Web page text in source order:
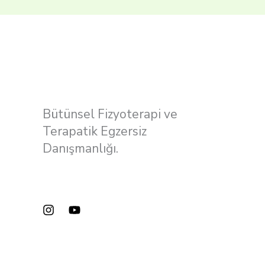
Bütünsel Fizyoterapi ve
Terapatik Egzersiz
Danışmanlığı.